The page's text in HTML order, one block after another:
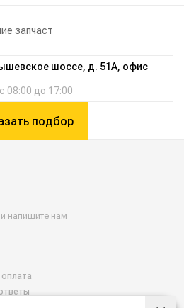
шоссе, д. 51А, офис
08:00 до 17:00
подбор
напишите нам